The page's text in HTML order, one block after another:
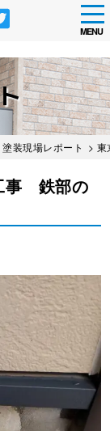
MENU
塗装現場レポート >
事 鉄部の